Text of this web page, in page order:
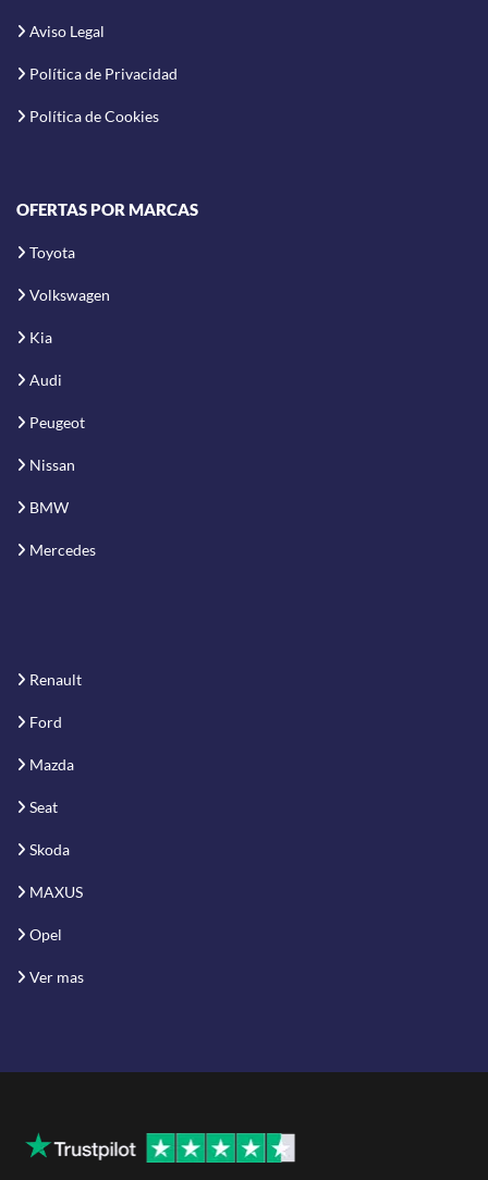
Aviso Legal
Política de Privacidad
Política de Cookies
OFERTAS POR MARCAS
Toyota
Volkswagen
Kia
Audi
Peugeot
Nissan
BMW
Mercedes
Renault
Ford
Mazda
Seat
Skoda
MAXUS
Opel
Ver mas